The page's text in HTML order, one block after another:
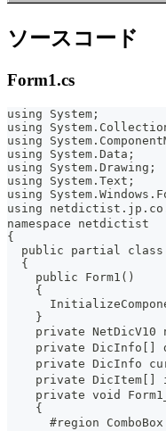
ソースコード
Form1.cs
using System;
using
using
using System.Data;
using System.Drawing;
using System.Text;
using
using
namespace netdictist
{
public partial
  {
    public Form1()
    {
    }
private NetDicV10
private DicInfo[]
private DicInfo
private DicItem[]
private void
    {
#region ComboBox